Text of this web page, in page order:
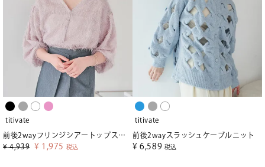
titivate
前後2wayフリンジシアートップス【メール便可／100】
¥ 4,939 ¥ 1,975 税込
titivate
前後2wayスラッシュケーブルニット
¥ 6,589 税込